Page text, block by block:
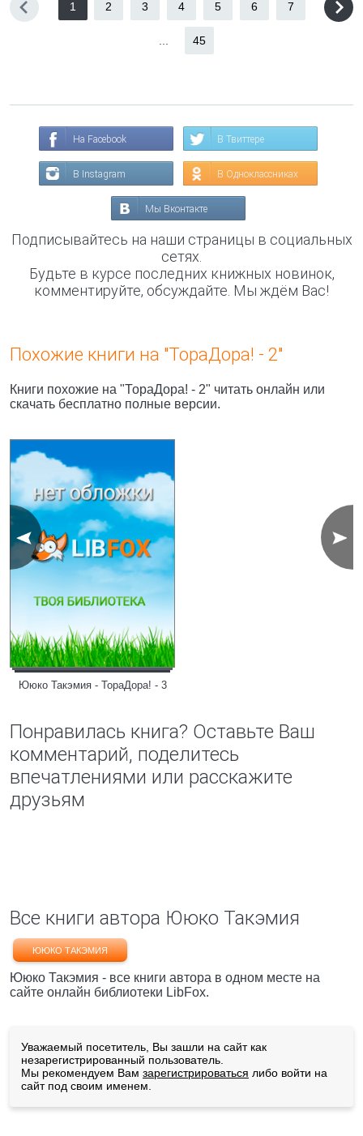
1 2 3 4 5 6 7
45
На Facebook В Твиттере
В Instagram В Одноклассниках
Мы Вконтакте
Подписывайтесь на наши страницы в социальных
сетях.
Будьте в курсе последних книжных новинок,
комментируйте, обсуждайте. Мы ждём Вас!
Похожие книги на "ТораДора! - 2"
Книги похожие на "ТораДора! - 2" читать онлайн или
скачать бесплатно полные версии.
Ююко Такэмия - ТораДора! - 3
Понравилась книга? Оставьте Ваш
комментарий, поделитесь
впечатлениями или расскажите
друзьям
Все книги автора Ююко Такэмия
ЮЮКО ТАКЭМИЯ
Ююко Такэмия - все книги автора в одном месте на
сайте онлайн библиотеки LibFox.
Уважаемый посетитель, Вы зашли на сайт как
незарегистрированный пользователь.
Мы рекомендуем Вам зарегистрироваться либо войти на
сайт под своим именем.